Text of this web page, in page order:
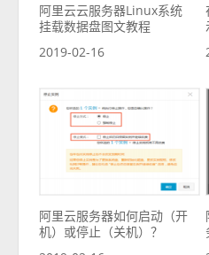
阿里云云服务器Linux系统
挂载数据盘图文教程
2019-02-16
阿里云服务器如何启动（开
机）或停止（关机）？